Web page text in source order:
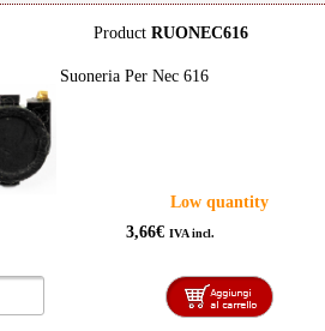
Product RUONEC616
Suoneria Per Nec 616
Low quantity
3,66€IVA incl.